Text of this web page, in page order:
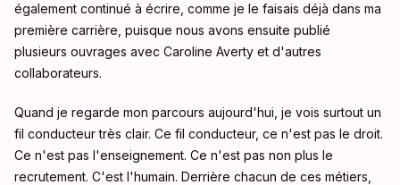
également continué à écrire, comme je le faisais déjà dans ma
première carrière, puisque nous avons ensuite publié
plusieurs ouvrages avec Caroline Averty et d'autres
collaborateurs.
Quand je regarde mon parcours aujourd'hui, je vois surtout un
fil conducteur très clair. Ce fil conducteur, ce n'est pas le droit.
Ce n'est pas l'enseignement. Ce n'est pas non plus le
recrutement. C'est l'humain. Derrière chacun de ces métiers,